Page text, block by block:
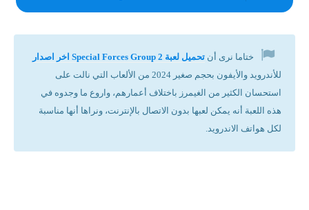
ختاما نرى أن تحميل لعبة Special Forces Group 2 اخر اصدار
للأندرويد والأيفون بحجم صغير 2024 من الألعاب التي نالت على
استحسان الكثير من الغيمرز باختلاف أعمارهم، واروع ما وجدوه في
هذه اللعبة أنه يمكن لعبها بدون الاتصال بالإنترنت، ونراها أنها مناسبة
لكل هواتف الاندرويد.